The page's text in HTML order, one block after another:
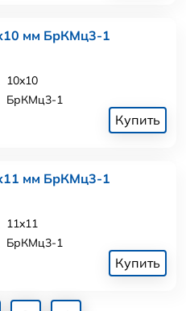
мм БрКМц3-1
10x10
БрКМц3-1
Купить
мм БрКМц3-1
11x11
БрКМц3-1
Купить